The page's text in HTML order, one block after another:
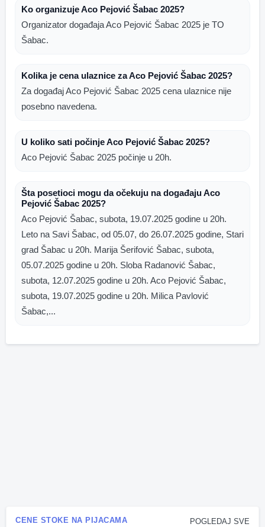
Ko organizuje Aco Pejović Šabac 2025?
Organizator događaja Aco Pejović Šabac 2025 je TO
Šabac.
Kolika je cena ulaznice za Aco Pejović Šabac 2025?
Za događaj Aco Pejović Šabac 2025 cena ulaznice nije
posebno navedena.
U koliko sati počinje Aco Pejović Šabac 2025?
Aco Pejović Šabac 2025 počinje u 20h.
Šta posetioci mogu da očekuju na događaju Aco
Pejović Šabac 2025?
Aco Pejović Šabac, subota, 19.07.2025 godine u 20h.
Leto na Savi Šabac, od 05.07, do 26.07.2025 godine, Stari
grad Šabac u 20h. Marija Šerifović Šabac, subota,
05.07.2025 godine u 20h. Sloba Radanović Šabac,
subota, 12.07.2025 godine u 20h. Aco Pejović Šabac,
subota, 19.07.2025 godine u 20h. Milica Pavlović
Šabac,...
POGLEDAJ SVE
CENE STOKE NA PIJACAMA